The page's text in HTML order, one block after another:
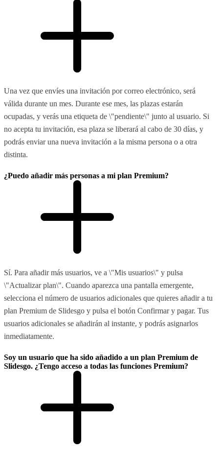
Una vez que envíes una invitación por correo electrónico, será
válida durante un mes. Durante ese mes, las plazas estarán
ocupadas, y verás una etiqueta de \"pendiente\" junto al usuario. Si
no acepta tu invitación, esa plaza se liberará al cabo de 30 días, y
podrás enviar una nueva invitación a la misma persona o a otra
distinta.
¿Puedo añadir más personas a mi plan Premium?
Sí. Para añadir más usuarios, ve a \"Mis usuarios\" y pulsa
\"Actualizar plan\". Cuando aparezca una pantalla emergente,
selecciona el número de usuarios adicionales que quieres añadir a tu
plan Premium de Slidesgo y pulsa el botón Confirmar y pagar. Tus
usuarios adicionales se añadirán al instante, y podrás asignarlos
inmediatamente.
Soy un usuario que ha sido añadido a un plan Premium de
Slidesgo. ¿Tengo acceso a todas las funciones Premium?